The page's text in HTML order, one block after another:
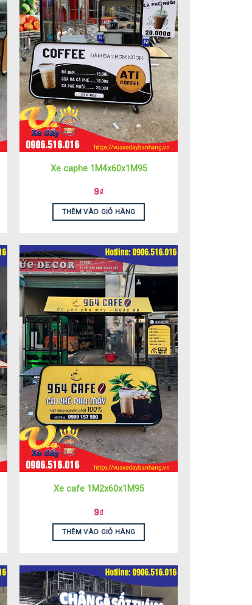
Xe caphe 1M4x60x1M95
9₫
THÊM VÀO GIỎ HÀNG
Xe cafe 1M2x60x1M95
9₫
THÊM VÀO GIỎ HÀNG